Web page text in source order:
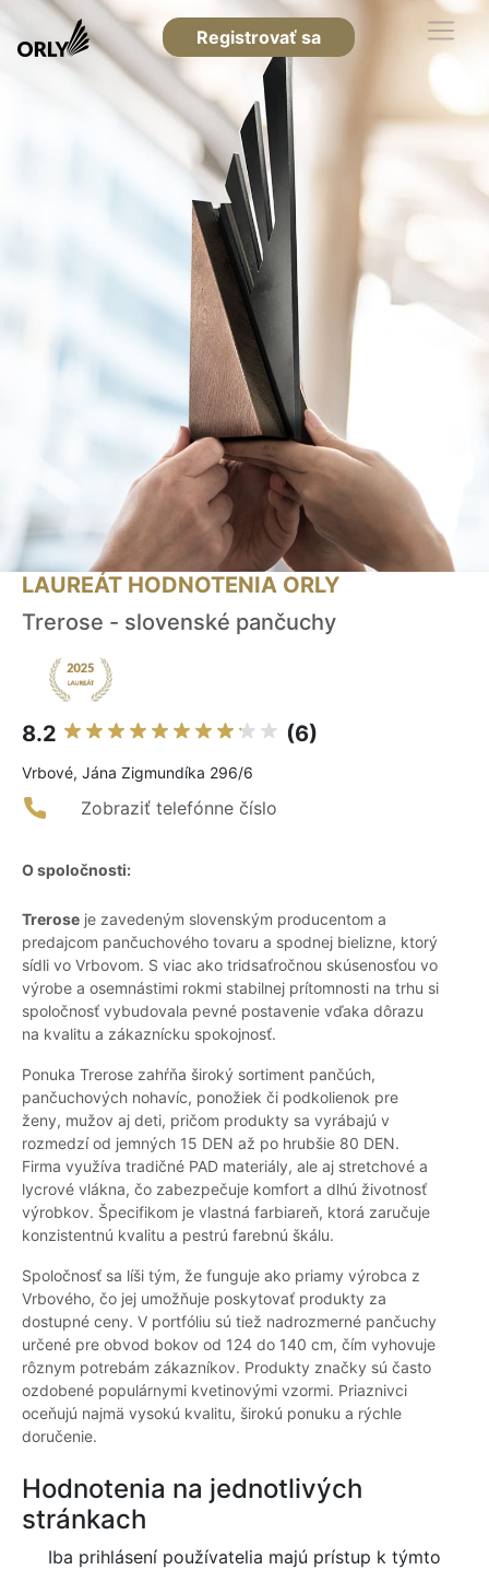
Registrovať sa
LAUREÁT HODNOTENIA ORLY
Trerose - slovenské pančuchy
8.2 (6)
Vrbové, Jána Zigmundíka 296/6
Zobraziť telefónne číslo
O spoločnosti:
Trerose je zavedeným slovenským producentom a
predajcom pančuchového tovaru a spodnej bielizne, ktorý
sídli vo Vrbovom. S viac ako tridsaťročnou skúsenosťou vo
výrobe a osemnástimi rokmi stabilnej prítomnosti na trhu si
spoločnosť vybudovala pevné postavenie vďaka dôrazu
na kvalitu a zákaznícku spokojnosť.
Ponuka Trerose zahŕňa široký sortiment pančúch,
pančuchových nohavíc, ponožiek či podkolienok pre
ženy, mužov aj deti, pričom produkty sa vyrábajú v
rozmedzí od jemných 15 DEN až po hrubšie 80 DEN.
Firma využíva tradičné PAD materiály, ale aj stretchové a
lycrové vlákna, čo zabezpečuje komfort a dlhú životnosť
výrobkov. Špecifikom je vlastná farbiareň, ktorá zaručuje
konzistentnú kvalitu a pestrú farebnú škálu.
Spoločnosť sa líši tým, že funguje ako priamy výrobca z
Vrbového, čo jej umožňuje poskytovať produkty za
dostupné ceny. V portfóliu sú tiež nadrozmerné pančuchy
určené pre obvod bokov od 124 do 140 cm, čím vyhovuje
rôznym potrebám zákazníkov. Produkty značky sú často
ozdobené populárnymi kvetinovými vzormi. Priaznivci
oceňujú najmä vysokú kvalitu, širokú ponuku a rýchle
doručenie.
Hodnotenia na jednotlivých
stránkach
Iba prihlásení používatelia majú prístup k týmto